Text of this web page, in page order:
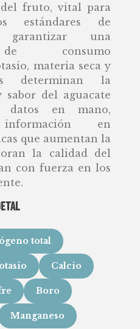
fruto, vital para
estándares de
una
consumo
materia seca y
determinan la
del aguacate
datos en mano,
información en
que aumentan la
la calidad del
con fuerza en los
total
Calcio
Boro
Manganeso